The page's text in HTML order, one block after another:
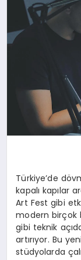
Türkiye’de
kapalı kapılar
Art Fest gibi
modern birçok
gibi teknik
artırıyor. Bu
stüdyolarda